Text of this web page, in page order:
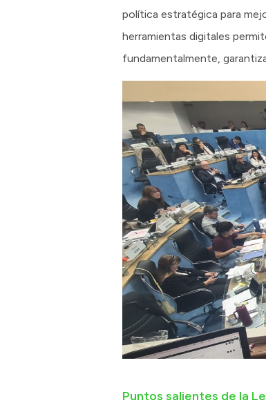
política estratégica para
herramientas digitales
fundamentalmente,
Puntos salientes de la